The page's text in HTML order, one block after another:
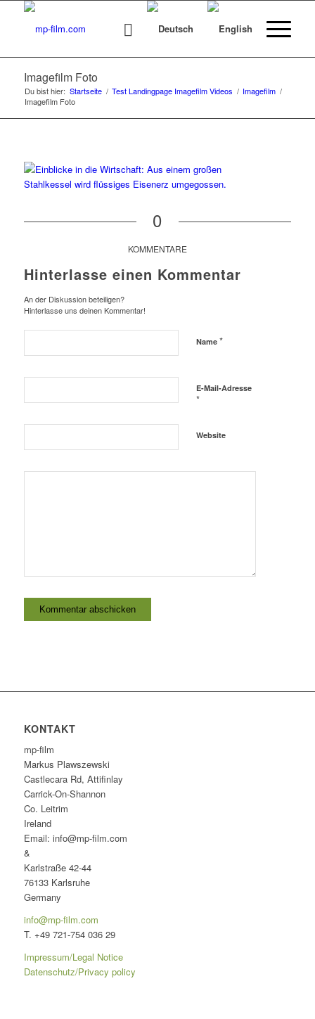
Imagefilm Foto
Du bist hier: Startseite / Test Landingpage Imagefilm Videos / Imagefilm /
Imagefilm Foto
0
KOMMENTARE
Hinterlasse einen Kommentar
An der Diskussion beteiligen?
Hinterlasse uns deinen Kommentar!
Name *
E-Mail-Adresse
*
Website
KONTAKT
mp-film
Markus Plawszewski
Castlecara Rd, Attifinlay
Carrick-On-Shannon
Co. Leitrim
Ireland
Email: info@mp-film.com
&
Karlstraße 42-44
76133 Karlsruhe
Germany
info@mp-film.com
T. +49 721-754 036 29
Impressum/Legal Notice
Datenschutz/Privacy policy